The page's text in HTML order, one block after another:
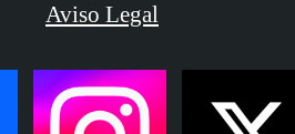
Aviso Legal